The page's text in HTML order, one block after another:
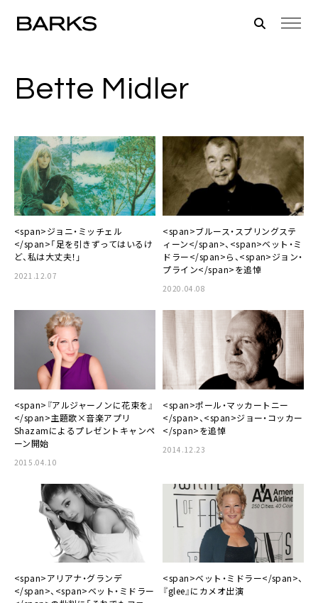
Bette Midler
<span>ジョニ・ミッチェル
</span>「足を引きずってはいるけ
ど、私は大丈夫！」
2021.12.07
<span>ブルース・スプリングステ
ィーン</span>、<span>ベット・ミ
ドラー</span>ら、<span>ジョン・
プライン</span>を追悼
2020.04.08
<span>『アルジャーノンに花束を』
</span>主題歌×音楽アプリ
Shazamによるプレゼントキャンペ
ーン開始
2015.04.10
<span>ポール・マッカートニー
</span>、<span>ジョー・コッカー
</span>を追悼
2014.12.23
<span>アリアナ・グランデ
</span>、<span>ベット・ミドラー
<span>ベット・ミドラー</span>、
『glee』にカメオ出演